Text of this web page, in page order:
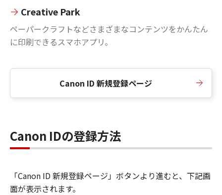
Creative Park
ペーパークラフトなどさまざまなコンテンツをかんたん
に印刷できるスマホアプリ。
Canon ID 新規登録ページ
Canon IDの登録方法
「Canon ID 新規登録ページ」ボタンより進むと、下記画
面が表示されます。